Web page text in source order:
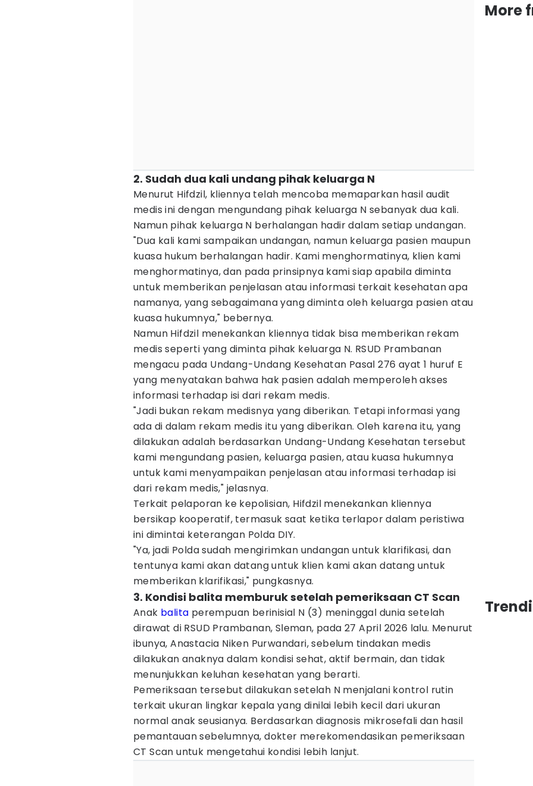
2. Sudah dua kali undang pihak keluarga N
Menurut Hifdzil, kliennya telah mencoba memaparkan hasil audit
medis ini dengan mengundang pihak keluarga N sebanyak dua kali.
Namun pihak keluarga N berhalangan hadir dalam setiap undangan.
"Dua kali kami sampaikan undangan, namun keluarga pasien maupun
kuasa hukum berhalangan hadir. Kami menghormatinya, klien kami
menghormatinya, dan pada prinsipnya kami siap apabila diminta
untuk memberikan penjelasan atau informasi terkait kesehatan apa
namanya, yang sebagaimana yang diminta oleh keluarga pasien atau
kuasa hukumnya," bebernya.
Namun Hifdzil menekankan kliennya tidak bisa memberikan rekam
medis seperti yang diminta pihak keluarga N. RSUD Prambanan
mengacu pada Undang-Undang Kesehatan Pasal 276 ayat 1 huruf E
yang menyatakan bahwa hak pasien adalah memperoleh akses
informasi terhadap isi dari rekam medis.
"Jadi bukan rekam medisnya yang diberikan. Tetapi informasi yang
ada di dalam rekam medis itu yang diberikan. Oleh karena itu, yang
dilakukan adalah berdasarkan Undang-Undang Kesehatan tersebut
kami mengundang pasien, keluarga pasien, atau kuasa hukumnya
untuk kami menyampaikan penjelasan atau informasi terhadap isi
dari rekam medis," jelasnya.
Terkait pelaporan ke kepolisian, Hifdzil menekankan kliennya
bersikap kooperatif, termasuk saat ketika terlapor dalam peristiwa
ini dimintai keterangan Polda DIY.
"Ya, jadi Polda sudah mengirimkan undangan untuk klarifikasi, dan
tentunya kami akan datang untuk klien kami akan datang untuk
memberikan klarifikasi," pungkasnya.
3. Kondisi balita memburuk setelah pemeriksaan CT Scan
Anak balita perempuan berinisial N (3) meninggal dunia setelah
dirawat di RSUD Prambanan, Sleman, pada 27 April 2026 lalu. Menurut
ibunya, Anastacia Niken Purwandari, sebelum tindakan medis
dilakukan anaknya dalam kondisi sehat, aktif bermain, dan tidak
menunjukkan keluhan kesehatan yang berarti.
Pemeriksaan tersebut dilakukan setelah N menjalani kontrol rutin
terkait ukuran lingkar kepala yang dinilai lebih kecil dari ukuran
normal anak seusianya. Berdasarkan diagnosis mikrosefali dan hasil
pemantauan sebelumnya, dokter merekomendasikan pemeriksaan
CT Scan untuk mengetahui kondisi lebih lanjut.
More